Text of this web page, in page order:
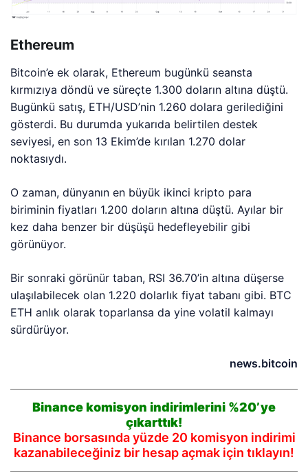
Ethereum
Bitcoin’e ek olarak, Ethereum bugünkü seansta
kırmızıya döndü ve süreçte 1.300 doların altına düştü.
Bugünkü satış, ETH/USD’nin 1.260 dolara gerilediğini
gösterdi. Bu durumda yukarıda belirtilen destek
seviyesi, en son 13 Ekim’de kırılan 1.270 dolar
noktasıydı.
O zaman, dünyanın en büyük ikinci kripto para
biriminin fiyatları 1.200 doların altına düştü. Ayılar bir
kez daha benzer bir düşüşü hedefleyebilir gibi
görünüyor.
Bir sonraki görünür taban, RSI 36.70’in altına düşerse
ulaşılabilecek olan 1.220 dolarlık fiyat tabanı gibi. BTC
ETH anlık olarak toparlansa da yine volatil kalmayı
sürdürüyor.
news.bitcoin
Binance komisyon indirimlerini %20’ye
çıkarttık!
Binance borsasında yüzde 20 komisyon indirimi
kazanabileceğiniz bir hesap açmak için tıklayın!